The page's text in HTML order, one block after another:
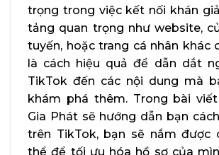
trọng trong việc kết nối khán
tảng quan trọng như website,
tuyến, hoặc trang cá nhân khác
là cách hiệu quả để dẫn dắt
TikTok đến các nội dung mà
khám phá thêm. Trong bài viết
Gia Phát sẽ hướng dẫn bạn
trên TikTok, bạn sẽ nắm được
thể để tối ưu hóa hồ sơ của